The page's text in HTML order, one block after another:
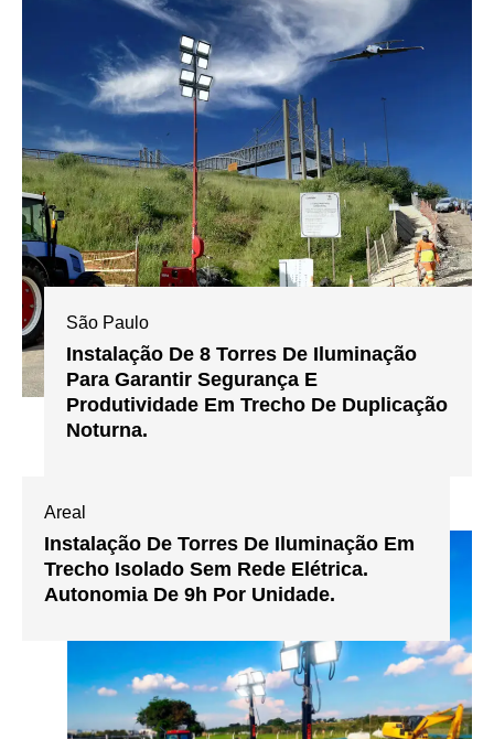
São Paulo
Instalação De 8 Torres De Iluminação
Para Garantir Segurança E
Produtividade Em Trecho De Duplicação
Noturna.
Areal
Instalação De Torres De Iluminação Em
Trecho Isolado Sem Rede Elétrica.
Autonomia De 9h Por Unidade.